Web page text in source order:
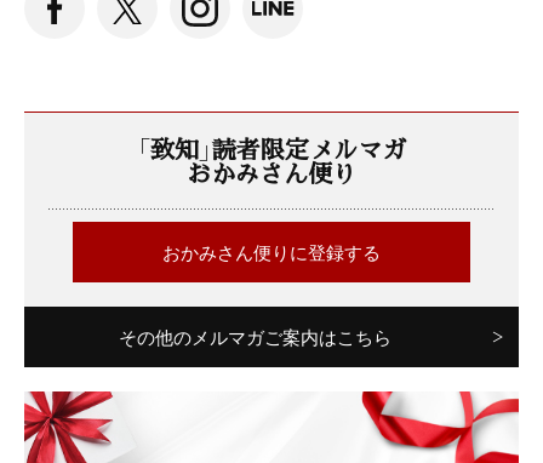
「致知」読者限定メルマガ
おかみさん便り
おかみさん便りに登録する
その他のメルマガご案内はこちら